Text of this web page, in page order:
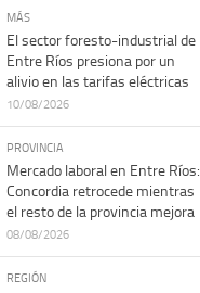
MÁS
El sector foresto-industrial de
Entre Ríos presiona por un
alivio en las tarifas eléctricas
10/08/2026
PROVINCIA
Mercado laboral en Entre Ríos:
Concordia retrocede mientras
el resto de la provincia mejora
08/08/2026
REGIÓN